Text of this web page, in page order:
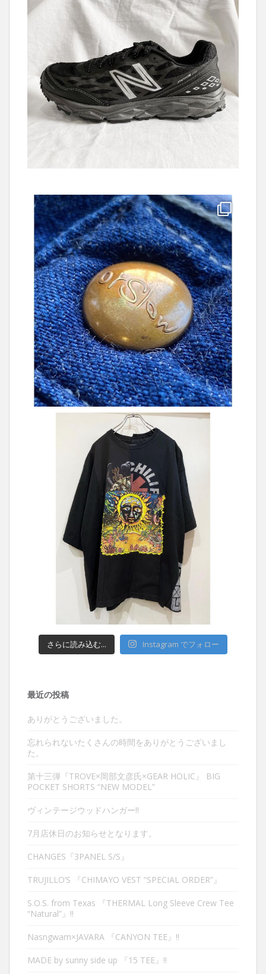
さらに読み込む... Instagram でフォロー
最近の投稿
ありがとうございました。
忘れられないたくさんの時間をありがとうございまし
た。
第十三弾『TROVE×岡部文彦氏×GEAR HOLIC』 BIG
POCKET SHORTS “NEW MODEL”
ヴィンテージウッドハンガー‼︎
7月店休日のお知らせとなります。
CHANGES『3PANEL S/S』
TRUJILLO’S 『CHIMAYO VEST “SPECIAL ORDER”』
S.O.S. from Texas 『THERMAL Long Sleeve Crew Tee
“Natural”』‼︎
Nasngwam×JAVARA 『CANYON TEE』‼︎
MADE by sunny side up 『15 TEE』‼︎